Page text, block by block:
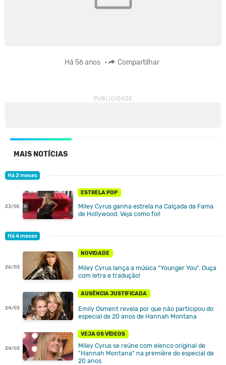
Há 56 anos • Compartilhar
MAIS NOTÍCIAS
Há 2 meses
23/05
ESTRELA POP
Miley Cyrus ganha estrela na Calçada da Fama
de Hollywood. Veja como foi!
Há 4 meses
26/03
NOVIDADE
Miley Cyrus lança a música "Younger You". Ouça
com letra e tradução!
24/03
AUSÊNCIA JUSTIFICADA
Emily Osment revela por que não participou do
especial de 20 anos de Hannah Montana
24/03
VEJA OS VÍDEOS
Miley Cyrus se reúne com elenco original de
"Hannah Montana" na première do especial de
20 anos